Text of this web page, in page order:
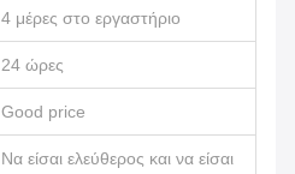
4 μέρες στο εργαστήριο
24 ώρες
Good price
Να είσαι ελεύθερος και να είσαι